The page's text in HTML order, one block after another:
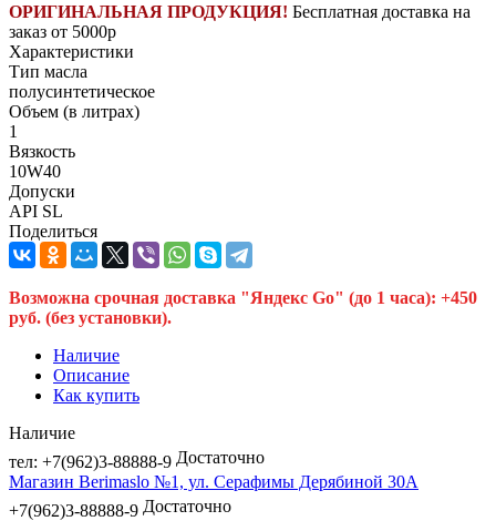
ОРИГИНАЛЬНАЯ ПРОДУКЦИЯ! Бесплатная доставка на
заказ от 5000р
Характеристики
Тип масла
полусинтетическое
Объем (в литрах)
1
Вязкость
10W40
Допуски
API SL
Поделиться
Возможна срочная доставка "Яндекс Go" (до 1 часа): +450
руб. (без установки).
Наличие
Описание
Как купить
Наличие
тел: +7(962)3-88888-9 Достаточно
Магазин Berimaslo №1, ул. Серафимы Дерябиной 30А
+7(962)3-88888-9 Достаточно